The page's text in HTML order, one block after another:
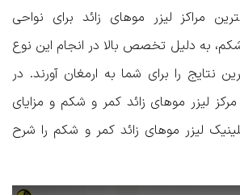
مراکز لیزر موهای زائد برای نواحی
به دلیل تخصص بالا در انجام این نوع
نتایج را برای شما به ارمغان آورند. در
لیزر موهای زائد کمر و شکم و مزایای
لیزر موهای زائد کمر و شکم را شرح